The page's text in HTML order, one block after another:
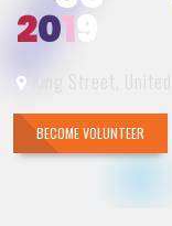
2019
BECOME VOLUNTEER